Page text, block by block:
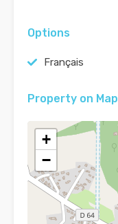
Options
Français
Property on Map
+
−